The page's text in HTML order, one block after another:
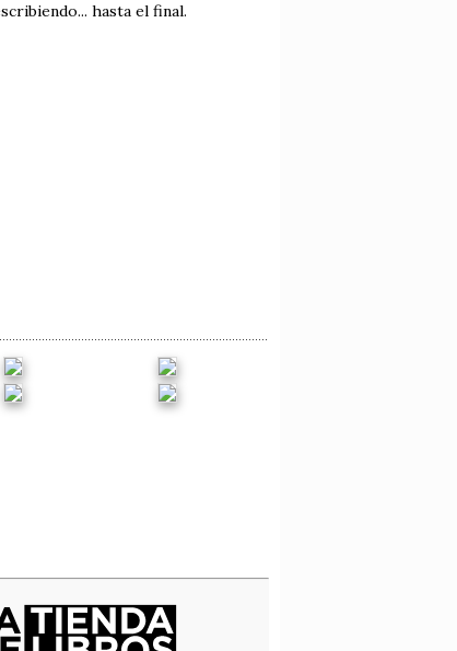
hasta el final.